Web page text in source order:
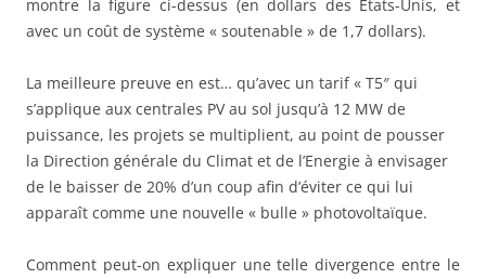
montre la figure ci-dessus (en dollars des Etats-Unis, et
avec un coût de système « soutenable » de 1,7 dollars).
La meilleure preuve en est… qu’avec un tarif « T5″ qui
s’applique aux centrales PV au sol jusqu’à 12 MW de
puissance, les projets se multiplient, au point de pousser
la Direction générale du Climat et de l’Energie à envisager
de le baisser de 20% d’un coup afin d’éviter ce qui lui
apparaît comme une nouvelle « bulle » photovoltaïque.
Comment peut-on expliquer une telle divergence entre le